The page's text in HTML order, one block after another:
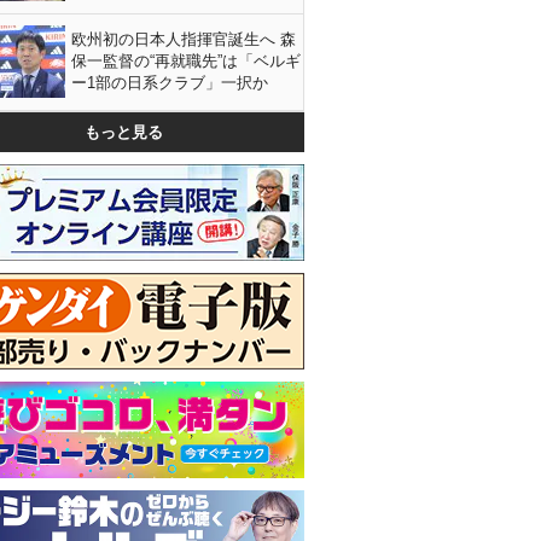
欧州初の日本人指揮官誕生へ 森
保一監督の“再就職先”は「ベルギ
ー1部の日系クラブ」一択か
もっと見る